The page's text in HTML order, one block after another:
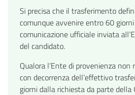
Si precisa che il trasferimento
comunque avvenire entro 60
comunicazione ufficiale inviata
del candidato.
Qualora l’Ente di provenienza
con decorrenza dell’effettivo
giorni dalla richiesta da parte della